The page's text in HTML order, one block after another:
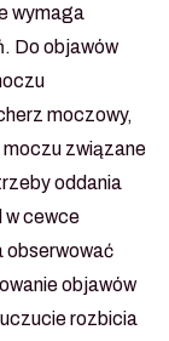
wymaga
Do objawów
moczowy,
moczu związane
oddania
w cewce
obserwować
objawów
rozbicia